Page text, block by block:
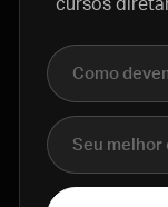
cursos
Nome
E-mail